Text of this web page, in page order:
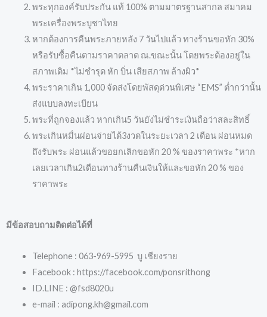
พระทุกองค์รับประกัน แท้ 100% ตามมาตรฐานสากล สมาคม
พระเครื่องพระบูชาไทย
หากต้องการคืนพระภายหลัง 7 วันไปแล้ว ทางร้านขอหัก 30%
หรือรับซื้อคืนตามราคาตลาด ณ.ขณะนั้น โดยพระต้องอยู่ใน
สภาพเดิม *ไม่ชำรุด หัก บิ่น เสียสภาพ ล้างผิว*
พระราคาเกิน 1,000 จัดส่งโดยพัสดุด่วนพิเศษ “EMS” ต่ำกว่านั้น
ส่งแบบลงทะเบียน
พระที่ถูกจองแล้ว หากเกิน5 วันยังไม่ชำระเงินถือว่าสละสิทธิ์
พระเกินหมื่นผ่อนจ่ายได้3งวดในระยะเวลา 2 เดือน ผ่อนหมด
ถึงรับพระ ผ่อนแล้วขอยกเลิกขอหัก 20 % ของราคาพระ *หาก
เลยเวลาเกิน2เดือนทางร้านคืนเงินให้และขอหัก 20 % ของ
ราคาพระ
มีข้อสอบถามติดต่อได้ที่
Telephone : 063-969-5995 บู เชียงราย
Facebook : https://facebook.com/ponsrithong
ID.LINE : @fsd8020u
e-mail : adipong.kh@gmail.com